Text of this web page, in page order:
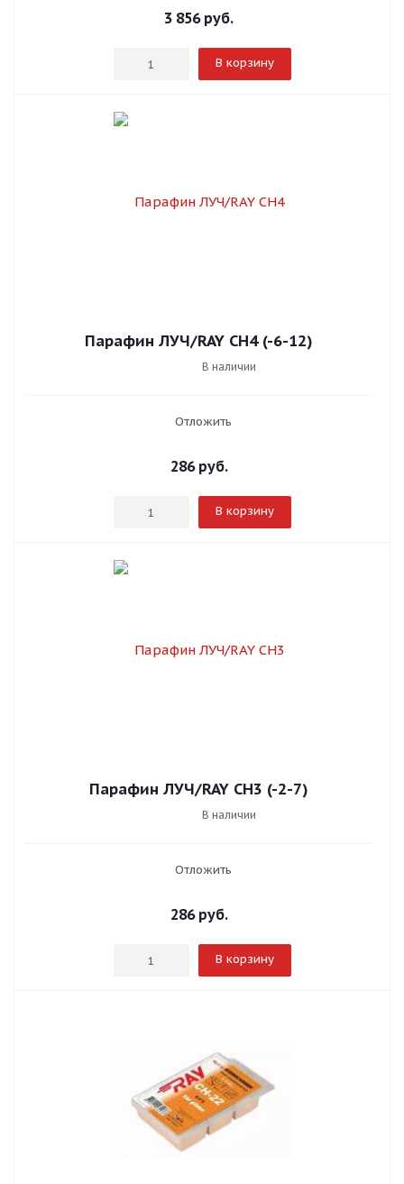
3 856руб.
В корзину
Парафин ЛУЧ/RAY СН4 (-6-12)
В наличии
Отложить
286руб.
В корзину
Парафин ЛУЧ/RAY СН3 (-2-7)
В наличии
Отложить
286руб.
В корзину